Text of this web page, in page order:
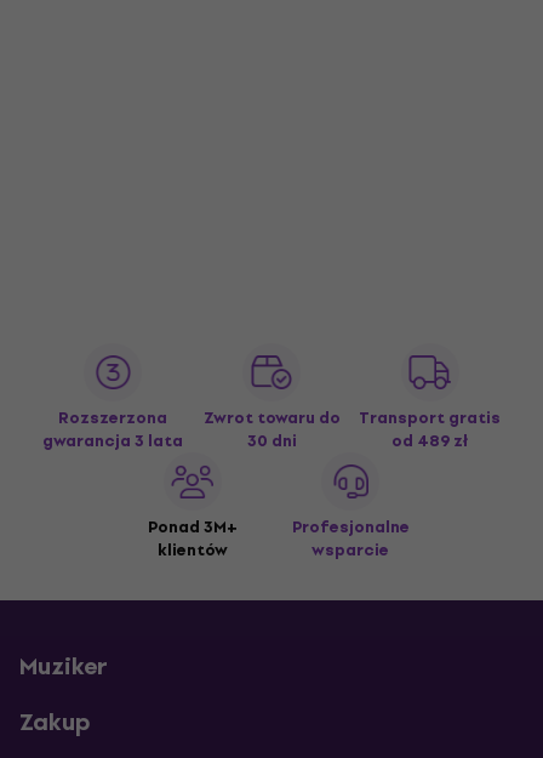
Rozszerzona
gwarancja 3 lata
Zwrot towaru do
30 dni
Transport gratis
od 489 zł
Ponad 3M+
klientów
Profesjonalne
wsparcie
Muziker
Zakup